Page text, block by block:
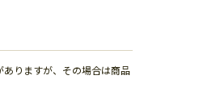
りますが、その場合は商品